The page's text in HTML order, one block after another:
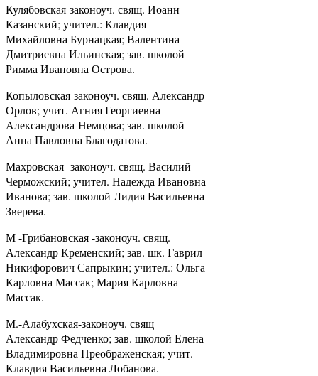
Кулябовская-законоуч. свящ. Иоанн
Казанский; учител.: Клавдия
Михайловна Бурнацкая; Валентина
Дмитриевна Ильинская; зав. школой
Римма Ивановна Острова.
Копыловская-законоуч. свящ. Александр
Орлов; учит. Агния Георгиевна
Александрова-Немцова; зав. школой
Анна Павловна Благодатова.
Махровская- законоуч. свящ. Василий
Черможский; учител. Надежда Ивановна
Иванова; зав. школой Лидия Васильевна
Зверева.
М -Грибановская -законоуч. свящ.
Александр Кременский; зав. шк. Гаврил
Никифорович Сапрыкин; учител.: Ольга
Карловна Массак; Мария Карловна
Массак.
М.-Алабухская-законоуч. свящ
Александр Федченко; зав. школой Елена
Владимировна Преображенская; учит.
Клавдия Васильевна Лобанова.